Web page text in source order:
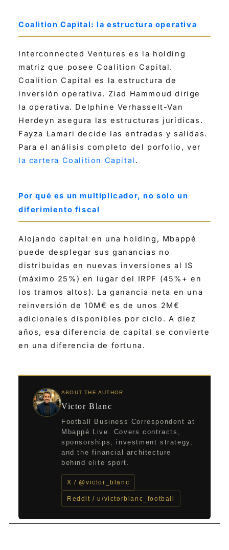
Coalition Capital: la estructura operativa
Interconnected Ventures es la holding
matriz que posee Coalition Capital.
Coalition Capital es la estructura de
inversión operativa. Ziad Hammoud dirige
la operativa. Delphine Verhasselt-Van
Herdeyn asegura las estructuras jurídicas.
Fayza Lamari decide las entradas y salidas.
Para el análisis completo del porfolio, ver
la cartera Coalition Capital .
Por qué es un multiplicador, no solo un
diferimiento fiscal
Alojando capital en una holding, Mbappé
puede desplegar sus ganancias no
distribuidas en nuevas inversiones al IS
(máximo 25%) en lugar del IRPF (45%+ en
los tramos altos). La ganancia neta en una
reinversión de 10M€ es de unos 2M€
adicionales disponibles por ciclo. A diez
años, esa diferencia de capital se convierte
en una diferencia de fortuna.
ABOUT THE AUTHOR
Victor Blanc
Football Business Correspondent at
Mbappé Live. Covers contracts,
sponsorships, investment strategy,
and the financial architecture
behind elite sport.
X / @victor_blanc
Reddit / u/victorblanc_football